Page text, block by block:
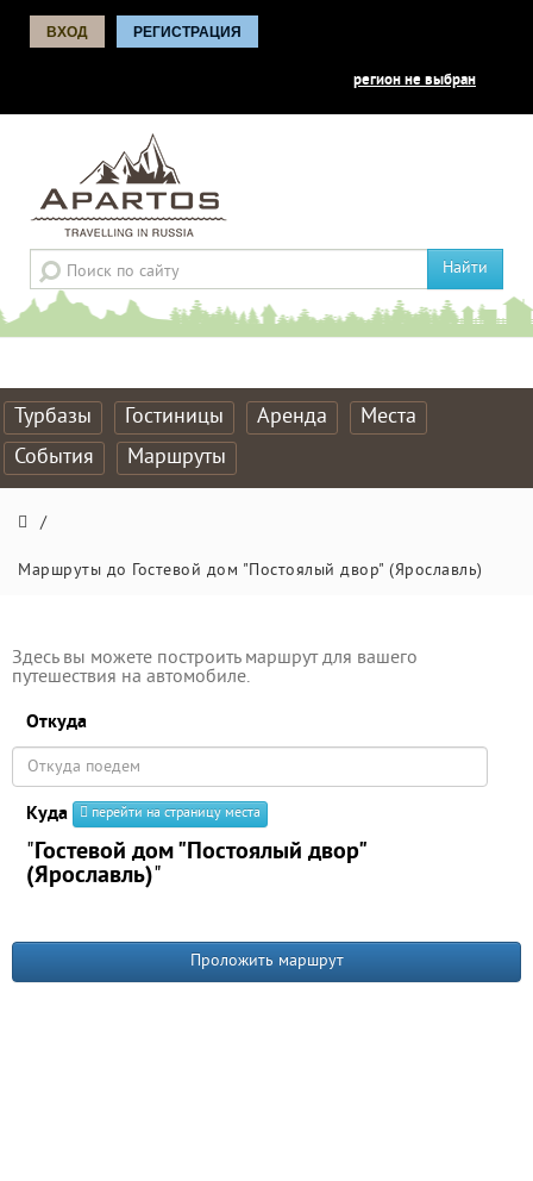
ВХОД РЕГИСТРАЦИЯ
регион не выбран
Найти
Турбазы Гостиницы Аренда
Места
События
Маршруты
/
Маршруты до Гостевой дом "Постоялый двор" (Ярославль)
Здесь вы можете построить маршрут для вашего
путешествия на автомобиле.
Откуда
Куда перейти на страницу места
"Гостевой дом "Постоялый двор"
(Ярославль)"
Проложить маршрут